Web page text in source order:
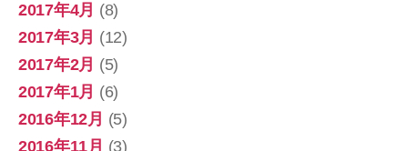
2017年4月 (8)
2017年3月 (12)
2017年2月 (5)
2017年1月 (6)
2016年12月 (5)
2016年11月 (3)